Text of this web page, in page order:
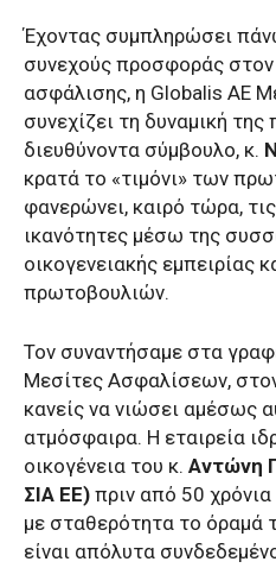
Έχοντας συμπληρώσει
συνεχούς προσφοράς
ασφάλισης, η Globalis AE
συνεχίζει τη δυναμική της
διευθύνοντα σύμβουλο, κ.
κρατά το «τιμόνι» των
φανερώνει, καιρό τώρα,
ικανότητες μέσω της
οικογενειακής
πρωτοβουλιών.
Τον συναντήσαμε στα
Μεσίτες Ασφαλίσεων,
κανείς να νιώσει αμέσως
ατμόσφαιρα. Η εταιρεία
οικογένεια του κ. Αντώνη
ΣΙΑ ΕΕ) πριν από 50
με σταθερότητα το όραμά
είναι απόλυτα